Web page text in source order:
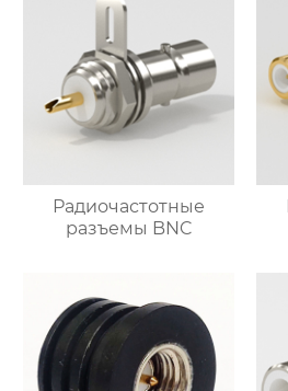
Радиочастотные
разъемы BNC